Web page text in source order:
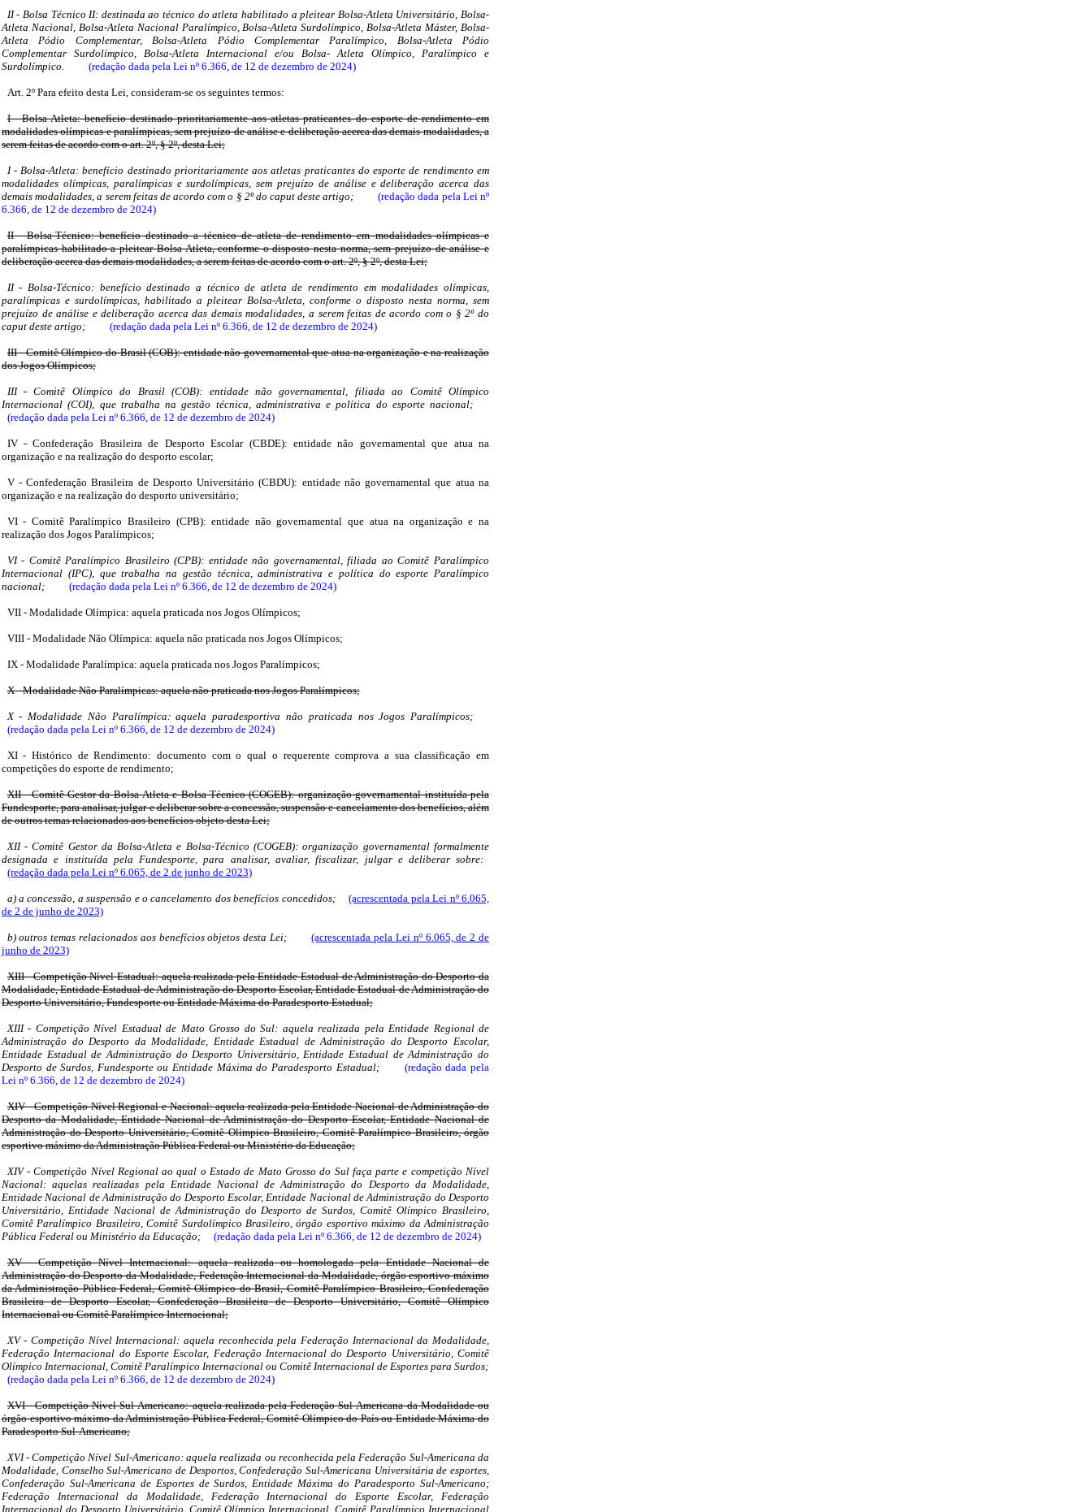
II - Bolsa Técnico II: destinada ao técnico do atleta habilitado a pleitear Bolsa-Atleta Universitário, Bolsa-
Atleta Nacional, Bolsa-Atleta Nacional Paralímpico, Bolsa-Atleta Surdolímpico, Bolsa-Atleta Máster, Bolsa-
Atleta Pódio Complementar, Bolsa-Atleta Pódio Complementar Paralímpico, Bolsa-Atleta Pódio
Complementar Surdolímpico, Bolsa-Atleta Internacional e/ou Bolsa- Atleta Olímpico, Paralímpico e
Surdolímpico.
(redação dada pela Lei nº 6.366, de 12 de dezembro de 2024)
Art. 2º Para efeito desta Lei, consideram-se os seguintes termos:
I - Bolsa-Atleta: benefício destinado prioritariamente aos atletas praticantes do esporte de rendimento em
modalidades olímpicas e paralímpicas, sem prejuízo de análise e deliberação acerca das demais modalidades, a
serem feitas de acordo com o art. 2º, § 2º, desta Lei;
I - Bolsa-Atleta: benefício destinado prioritariamente aos atletas praticantes do esporte de rendimento em
modalidades olímpicas, paralímpicas e surdolímpicas, sem prejuízo de análise e deliberação acerca das
demais modalidades, a serem feitas de acordo com o § 2º do caput deste artigo;
(redação dada pela Lei nº
6.366, de 12 de dezembro de 2024)
II - Bolsa-Técnico: benefício destinado a técnico de atleta de rendimento em modalidades olímpicas e
paralímpicas habilitado a pleitear Bolsa-Atleta, conforme o disposto nesta norma, sem prejuízo de análise e
deliberação acerca das demais modalidades, a serem feitas de acordo com o art. 2º, § 2º, desta Lei;
II - Bolsa-Técnico: benefício destinado a técnico de atleta de rendimento em modalidades olímpicas,
paralímpicas e surdolímpicas, habilitado a pleitear Bolsa-Atleta, conforme o disposto nesta norma, sem
prejuízo de análise e deliberação acerca das demais modalidades, a serem feitas de acordo com o § 2º do
caput deste artigo;
(redação dada pela Lei nº 6.366, de 12 de dezembro de 2024)
III - Comitê Olímpico do Brasil (COB): entidade não governamental que atua na organização e na realização
dos Jogos Olímpicos;
III - Comitê Olímpico do Brasil (COB): entidade não governamental, filiada ao Comitê Olímpico
Internacional (COI), que trabalha na gestão técnica, administrativa e política do esporte nacional;
(redação dada pela Lei nº 6.366, de 12 de dezembro de 2024)
IV - Confederação Brasileira de Desporto Escolar (CBDE): entidade não governamental que atua na
organização e na realização do desporto escolar;
V - Confederação Brasileira de Desporto Universitário (CBDU): entidade não governamental que atua na
organização e na realização do desporto universitário;
VI - Comitê Paralímpico Brasileiro (CPB): entidade não governamental que atua na organização e na
realização dos Jogos Paralímpicos;
VI - Comitê Paralímpico Brasileiro (CPB): entidade não governamental, filiada ao Comitê Paralímpico
Internacional (IPC), que trabalha na gestão técnica, administrativa e política do esporte Paralímpico
nacional;
(redação dada pela Lei nº 6.366, de 12 de dezembro de 2024)
VII - Modalidade Olímpica: aquela praticada nos Jogos Olímpicos;
VIII - Modalidade Não Olímpica: aquela não praticada nos Jogos Olímpicos;
IX - Modalidade Paralímpica: aquela praticada nos Jogos Paralímpicos;
X - Modalidade Não Paralímpicas: aquela não praticada nos Jogos Paralímpicos;
X - Modalidade Não Paralímpica: aquela paradesportiva não praticada nos Jogos Paralímpicos;
(redação dada pela Lei nº 6.366, de 12 de dezembro de 2024)
XI - Histórico de Rendimento: documento com o qual o requerente comprova a sua classificação em
competições do esporte de rendimento;
XII - Comitê Gestor da Bolsa-Atleta e Bolsa-Técnico (COGEB): organização governamental instituída pela
Fundesporte, para analisar, julgar e deliberar sobre a concessão, suspensão e cancelamento dos benefícios, além
de outros temas relacionados aos benefícios objeto desta Lei;
XII - Comitê Gestor da Bolsa-Atleta e Bolsa-Técnico (COGEB): organização governamental formalmente
designada e instituída pela Fundesporte, para analisar, avaliar, fiscalizar, julgar e deliberar sobre:
(redação dada pela Lei nº 6.065, de 2 de junho de 2023)
a) a concessão, a suspensão e o cancelamento dos benefícios concedidos;
(acrescentada pela Lei nº 6.065,
de 2 de junho de 2023)
b) outros temas relacionados aos benefícios objetos desta Lei;
(acrescentada pela Lei nº 6.065, de 2 de
junho de 2023)
XIII - Competição Nível Estadual: aquela realizada pela Entidade Estadual de Administração do Desporto da
Modalidade, Entidade Estadual de Administração do Desporto Escolar, Entidade Estadual de Administração do
Desporto Universitário, Fundesporte ou Entidade Máxima do Paradesporto Estadual;
XIII - Competição Nível Estadual de Mato Grosso do Sul: aquela realizada pela Entidade Regional de
Administração do Desporto da Modalidade, Entidade Estadual de Administração do Desporto Escolar,
Entidade Estadual de Administração do Desporto Universitário, Entidade Estadual de Administração do
Desporto de Surdos, Fundesporte ou Entidade Máxima do Paradesporto Estadual;
(redação dada pela
Lei nº 6.366, de 12 de dezembro de 2024)
XIV - Competição Nível Regional e Nacional: aquela realizada pela Entidade Nacional de Administração do
Desporto da Modalidade, Entidade Nacional de Administração do Desporto Escolar, Entidade Nacional de
Administração do Desporto Universitário, Comitê Olímpico Brasileiro, Comitê Paralímpico Brasileiro, órgão
esportivo máximo da Administração Pública Federal ou Ministério da Educação;
XIV - Competição Nível Regional ao qual o Estado de Mato Grosso do Sul faça parte e competição Nível
Nacional: aquelas realizadas pela Entidade Nacional de Administração do Desporto da Modalidade,
Entidade Nacional de Administração do Desporto Escolar, Entidade Nacional de Administração do Desporto
Universitário, Entidade Nacional de Administração do Desporto de Surdos, Comitê Olímpico Brasileiro,
Comitê Paralímpico Brasileiro, Comitê Surdolímpico Brasileiro, órgão esportivo máximo da Administração
Pública Federal ou Ministério da Educação;
(redação dada pela Lei nº 6.366, de 12 de dezembro de 2024)
XV - Competição Nível Internacional: aquela realizada ou homologada pela Entidade Nacional de
Administração do Desporto da Modalidade, Federação Internacional da Modalidade, órgão esportivo máximo
da Administração Pública Federal, Comitê Olímpico do Brasil, Comitê Paralímpico Brasileiro, Confederação
Brasileira de Desporto Escolar, Confederação Brasileira de Desporto Universitário, Comitê Olímpico
Internacional ou Comitê Paralímpico Internacional;
XV - Competição Nível Internacional: aquela reconhecida pela Federação Internacional da Modalidade,
Federação Internacional do Esporte Escolar, Federação Internacional do Desporto Universitário, Comitê
Olímpico Internacional, Comitê Paralímpico Internacional ou Comitê Internacional de Esportes para Surdos;
(redação dada pela Lei nº 6.366, de 12 de dezembro de 2024)
XVI - Competição Nível Sul-Americano: aquela realizada pela Federação Sul-Americana da Modalidade ou
órgão esportivo máximo da Administração Pública Federal, Comitê Olímpico do País ou Entidade Máxima do
Paradesporto Sul-Americano;
XVI - Competição Nível Sul-Americano: aquela realizada ou reconhecida pela Federação Sul-Americana da
Modalidade, Conselho Sul-Americano de Desportos, Confederação Sul-Americana Universitária de esportes,
Confederação Sul-Americana de Esportes de Surdos, Entidade Máxima do Paradesporto Sul-Americano;
Federação Internacional da Modalidade, Federação Internacional do Esporte Escolar, Federação
Internacional do Desporto Universitário, Comitê Olímpico Internacional, Comitê Paralímpico Internacional